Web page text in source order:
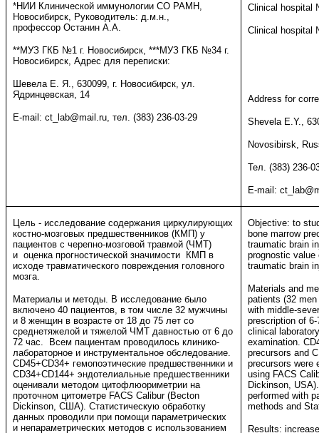
*НИИ Клинической иммунологии СО РАМН,
Новосибирск, Руководитель: д.м.н.,
профессор Останин А.А.
**МУЗ ГКБ №1 г. Новосибирск, ***МУЗ ГКБ №34 г.
Новосибирск, Адрес для переписки:
Шевела Е. Я., 630099, г. Новосибирск, ул.
Ядринцевская, 14
E-mail: ct_lab@mail.ru, тел. (383) 236-03-29
Clinical hospital
Clinical hospital
Address for
Shevela E.Y.,
Novosibirsk,
Тел. (383) 236-
E-mail:
Цель - исследование содержания циркулирующих
костно-мозговых предшественников (КМП) у
пациентов с черепно-мозговой травмой (ЧМТ)
и оценка прогностической значимости КМП в
исходе травматического повреждения головного
мозга.
Материалы и методы. В исследование было
включено 40 пациентов, в том числе 32 мужчины
и 8 женщин в возрасте от 18 до 75 лет со
среднетяжелой и тяжелой ЧМТ давностью от 6 до
72 час. Всем пациентам проводилось клинико-
лабораторное и инструментальное обследование.
CD45+CD34+ гемопоэтические предшественники и
CD34+CD144+ эндотелиальные предшественники
оценивали методом цитофлюориметрии на
проточном цитометре FACS Calibur (Becton
Dickinson, США). Статистическую обработку
данных проводили при помощи параметрических
и непараметрических методов с использованием
Objective: to
bone marrow
traumatic brain
prognostic
traumatic brain
Materials and
patients (32
with middle-
prescription of
clinical
examination.
precursors and
precursors were
using FACS
Dickinson,
performed with
methods and
Results: